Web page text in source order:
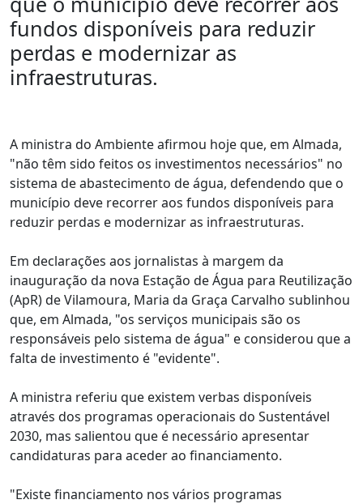
fundos disponíveis para reduzir
perdas e modernizar as
infraestruturas.
A ministra do Ambiente afirmou hoje que, em Almada,
"não têm sido feitos os investimentos necessários" no
sistema de abastecimento de água, defendendo que o
município deve recorrer aos fundos disponíveis para
reduzir perdas e modernizar as infraestruturas.
Em declarações aos jornalistas à margem da
inauguração da nova Estação de Água para Reutilização
(ApR) de Vilamoura, Maria da Graça Carvalho sublinhou
que, em Almada, "os serviços municipais são os
responsáveis pelo sistema de água" e considerou que a
falta de investimento é "evidente".
A ministra referiu que existem verbas disponíveis
através dos programas operacionais do Sustentável
2030, mas salientou que é necessário apresentar
candidaturas para aceder ao financiamento.
"Existe financiamento nos vários programas